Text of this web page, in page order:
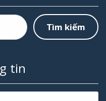
tin